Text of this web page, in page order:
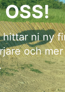
OSS!
hittar ni ny
och mer